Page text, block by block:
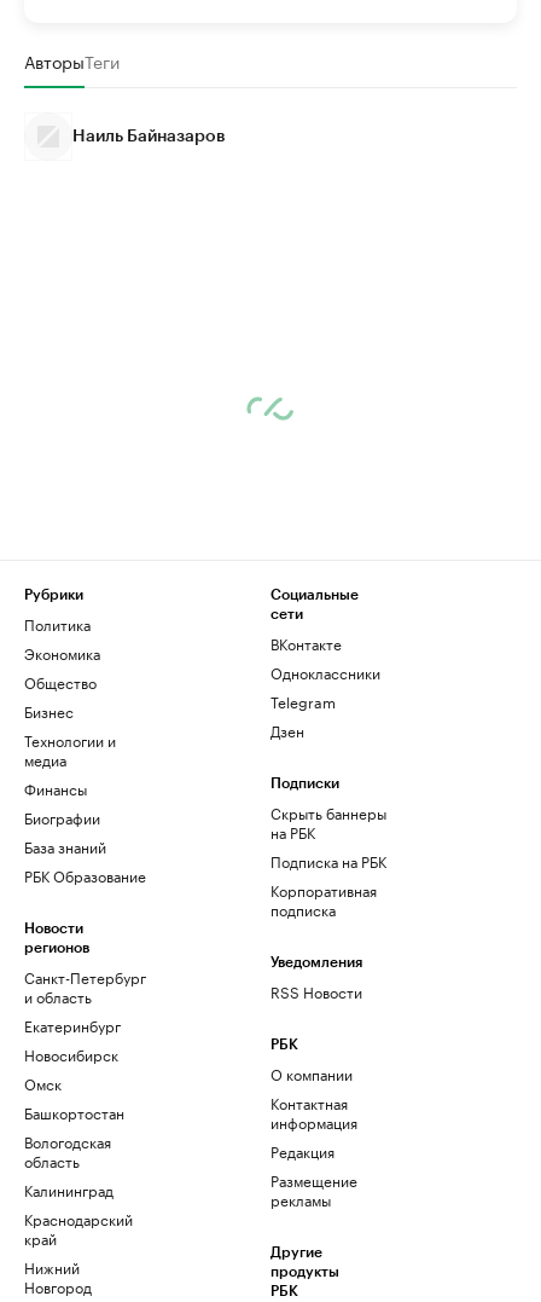
АвторыТеги
Наиль Байназаров
Рубрики
Политика
Экономика
Общество
Бизнес
Технологии и
медиа
Финансы
Биографии
База знаний
РБК Образование
Новости
регионов
Санкт-Петербург
и область
Екатеринбург
Новосибирск
Омск
Башкортостан
Вологодская
область
Калининград
Краснодарский
край
Нижний
Новгород
Социальные
сети
ВКонтакте
Одноклассники
Telegram
Дзен
Подписки
Скрыть баннеры
на РБК
Подписка на РБК
Корпоративная
подписка
Уведомления
RSS Новости
РБК
О компании
Контактная
информация
Редакция
Размещение
рекламы
Другие
продукты
РБК